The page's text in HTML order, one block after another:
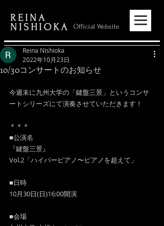
REINA
NISHIOKA
Official Website
10/30コンサートのお知らせ
Reina Nishioka
2022年10月23日
今週末に九州大学の「鍵盤三景」というコンサ
ートシリーズにて演奏させていただきます！
＊＊＊
■公演名
『鍵盤三景』
Vol.2「ハイパーピアノ〜ピアノを超えて」
■日時
10月30日(日)16:00開演
■会場